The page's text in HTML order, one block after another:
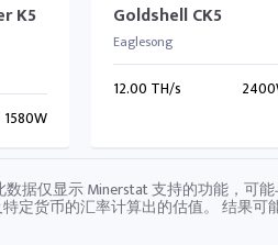
K5
1580W
Goldshell CK5
Eaglesong
12.00 TH/s
据仅显示 Minerstat 支持的功能，可
定货币的汇率计算出的估值。 结果